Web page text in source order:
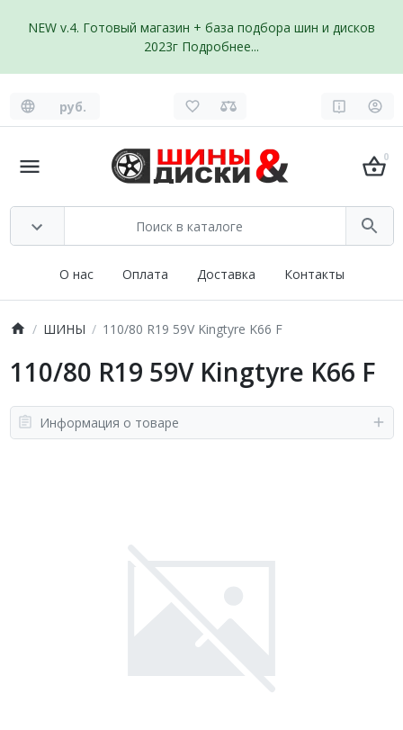
NEW v.4. Готовый магазин + база подбора шин и дисков
2023г Подробнее...
руб.
0
О нас Оплата Доставка Контакты
ШИНЫ 110/80 R19 59V Kingtyre K66 F
110/80 R19 59V Kingtyre K66 F
Информация о товаре